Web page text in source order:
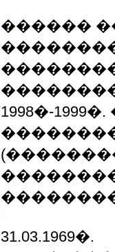
������
1998�-
31.03.1969�.